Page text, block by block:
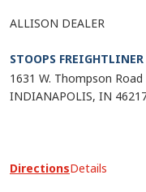
ALLISON DEALER
STOOPS FREIGHTLINER
1631 W. Thompson Road
INDIANAPOLIS IN
DirectionsDetails